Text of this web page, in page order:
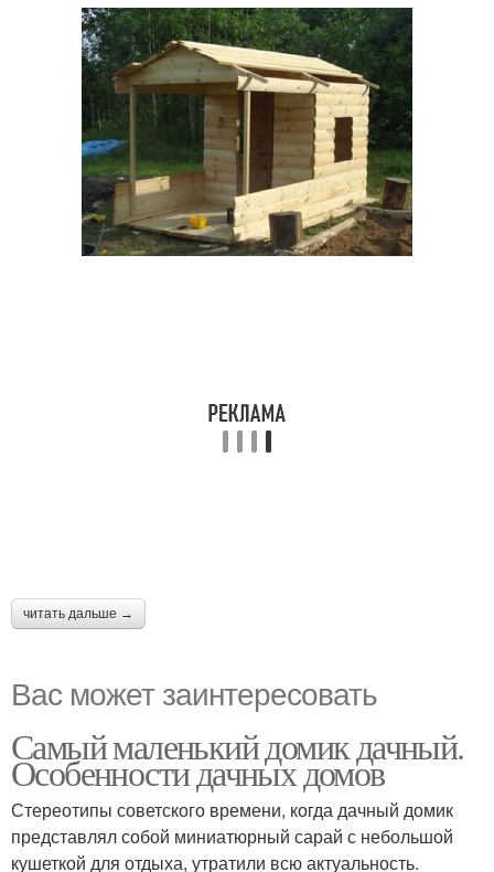
читать дальше →
Вас может заинтересовать
Самый маленький домик дачный.
Особенности дачных домов
Стереотипы советского времени, когда дачный домик
представлял собой миниатюрный сарай с небольшой
кушеткой для отдыха, утратили всю актуальность.